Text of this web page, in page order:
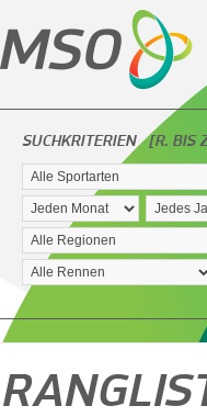
SUCHKRITERIEN [R. BIS